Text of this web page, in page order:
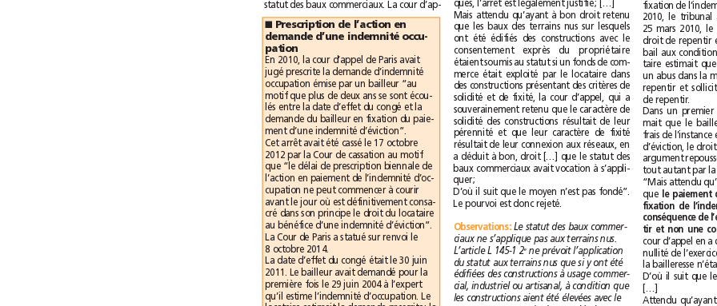
statut des baux commerciaux. La cour d’ap-
Mais attendu qu’ayant à bon droit retenu
que les baux des terrains nus sur lesquels
ont été édifiés des constructions avec le
consentement exprès du propriétaire
étaient soumis au statut si un fonds de com-
merce était exploité par le locataire dans
des constructions présentant des critères de
solidité et de fixité, la cour d’appel, qui a
souverainement retenu que le caractère de
solidité des constructions résultait de leur
pérennité et que leur caractère de fixité
résultait de leur connexion aux réseaux, en
a déduit à bon, droit […] que le statut des
baux commerciaux avait vocation à s’appli-
quer;
D’où il suit que le moyen n’est pas fondé”.
Le pourvoi est donc rejeté.
Observations: Le statut des baux commer-
ciaux ne s’applique pas aux terrains nus.
L’article L 145-1 2e ne prévoit l’application
du statut aux terrains nus que si y ont été
édifiées des constructions à usage commer-
cial, industriel ou artisanal, à condition que
les constructions aient été élevées avec le
de repentir.
que
Prescription de l’action en
demande d’une indemnité occu-
pation
En 2010, la cour d’appel de Paris avait
jugé prescrite la demande d’indemnité
occupation émise par un bailleur “au
motif que plus de deux ans se sont écou-
lés entre la date d’effet du congé et la
demande du bailleur en fixation du paie-
ment d’une indemnité d’éviction”.
Cet arrêt avait été cassé le 17octobre
2012 par la Cour de cassation au motif
que “le délai de prescription biennale de
l’action en paiement de l’indemnité d’oc-
cupation ne peut commencer à courir
avant le jour où est définitivement consa-
cré dans son principe le droit du locataire
au bénéfice d’une indemnité d’éviction”.
La Cour de Paris a statué sur renvoi le
8octobre2014.
La date d’effet du congé était le 30juin
2011. Le bailleur avait demandé pour la
première fois le 29juin 2004 à l’expert
qu’il estime l’indemnité d’occupation. Le